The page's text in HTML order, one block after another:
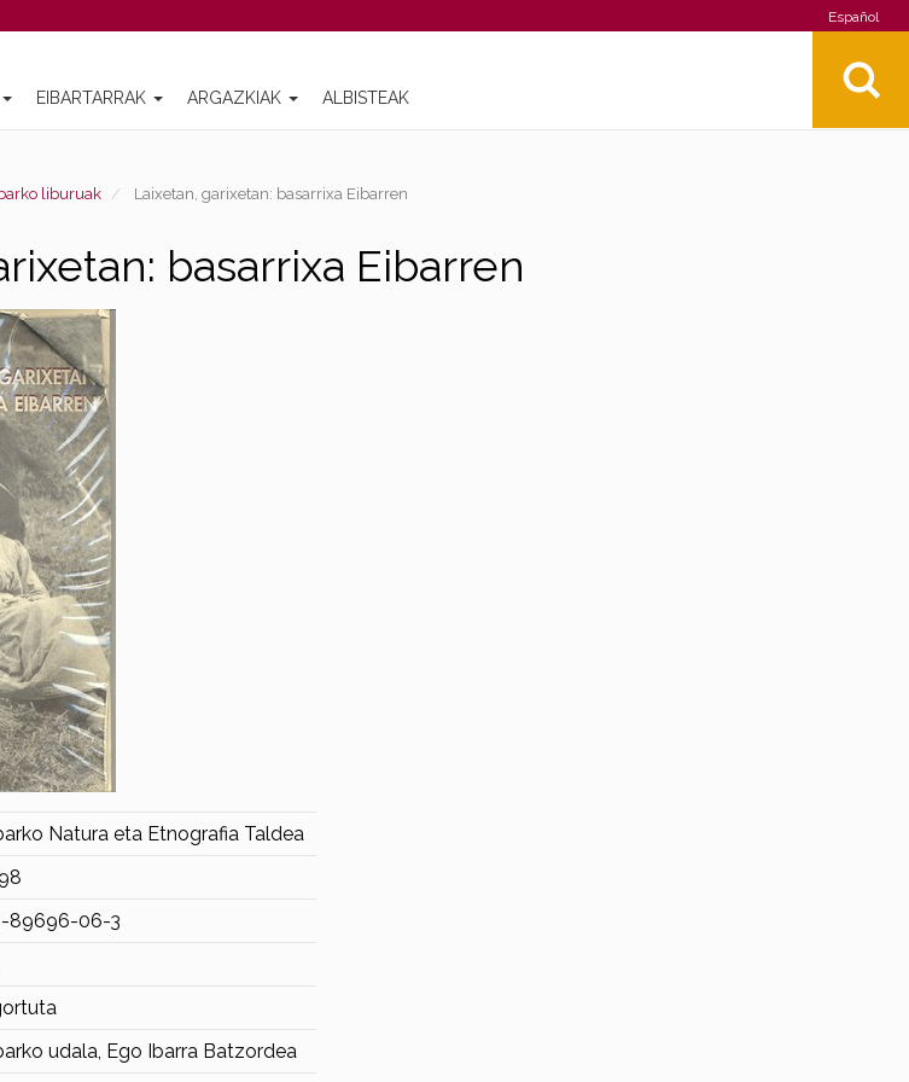
Español
EIBARTARRAK ARGAZKIAK ALBISTEAK
liburuak Laixetan, garixetan: basarrixa Eibarren
basarrixa Eibarren
Natura eta Etnografia Taldea
89696-06-3
udala, Ego Ibarra Batzordea